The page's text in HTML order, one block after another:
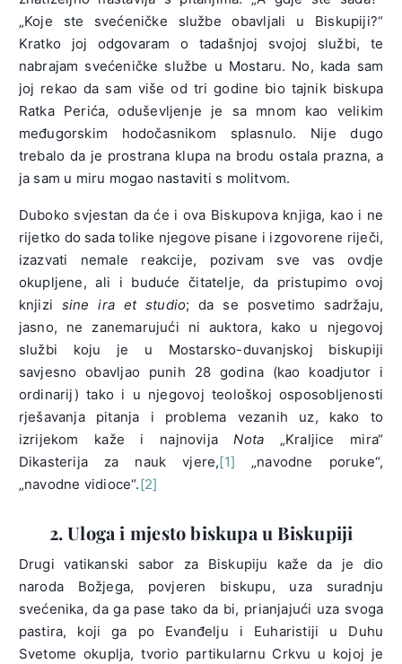
„Koje ste svećeničke službe obavljali u Biskupiji?“
Kratko joj odgovaram o tadašnjoj svojoj službi, te
nabrajam svećeničke službe u Mostaru. No, kada sam
joj rekao da sam više od tri godine bio tajnik biskupa
Ratka Perića, oduševljenje je sa mnom kao velikim
međugorskim hodočasnikom splasnulo. Nije dugo
trebalo da je prostrana klupa na brodu ostala prazna, a
ja sam u miru mogao nastaviti s molitvom.
Duboko svjestan da će i ova Biskupova knjiga, kao i ne
rijetko do sada tolike njegove pisane i izgovorene riječi,
izazvati nemale reakcije, pozivam sve vas ovdje
okupljene, ali i buduće čitatelje, da pristupimo ovoj
knjizi sine ira et studio; da se posvetimo sadržaju,
jasno, ne zanemarujući ni auktora, kako u njegovoj
službi koju je u Mostarsko-duvanjskoj biskupiji
savjesno obavljao punih 28 godina (kao koadjutor i
ordinarij) tako i u njegovoj teološkoj osposobljenosti
rješavanja pitanja i problema vezanih uz, kako to
izrijekom kaže i najnovijaNota „Kraljice mira“
Dikasterija za nauk vjere,[1] „navodne poruke“,
„navodne vidioce“.[2]
2. Uloga i mjesto biskupa u Biskupiji
Drugi vatikanski sabor za Biskupiju kaže da je dio
naroda Božjega, povjeren biskupu, uza suradnju
svećenika, da ga pase tako da bi, prianjajući uza svoga
pastira, koji ga po Evanđelju i Euharistiji u Duhu
Svetome okuplja, tvorio partikularnu Crkvu u kojoj je